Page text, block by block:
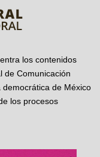
los contenidos
de Comunicación
de México
los procesos